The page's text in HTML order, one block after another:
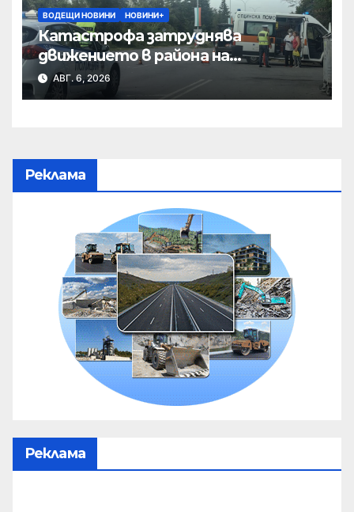
ВОДЕЩИ НОВИНИ НОВИНИ+
Катастрофа затруднява
движението в района на
Хиподрума
АВГ. 6, 2026
Реклама
Реклама